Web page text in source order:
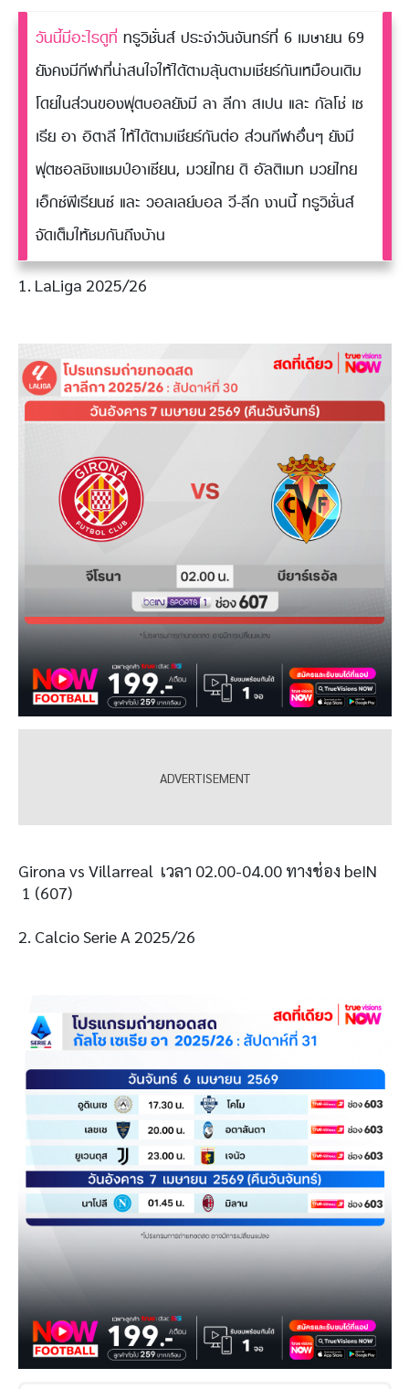
วันนี้มีอะไรดูที่ ทรูวิชั่นส์ ประจำวันจันทร์ที่ 6 เมษายน 69
ยังคงมีกีฬาที่น่าสนใจให้ได้ตามลุ้นตามเชียร์กันเหมือนเดิม
โดยในส่วนของฟุตบอลยังมี ลา ลีกา สเปน และ กัลโช่ เซ
เรีย อา อิตาลี ให้ได้ตามเชียร์กันต่อ ส่วนกีฬาอื่นๆ ยังมี
ฟุตซอลชิงแชมป์อาเซียน, มวยไทย ดิ อัลติเมท มวยไทย
เอ็กซ์พีเรียนซ์ และ วอลเลย์บอล วี-ลีก งานนี้ ทรูวิชั่นส์
จัดเต็มให้ชมกันถึงบ้าน
1. LaLiga 2025/26
Girona vs Villarreal เวลา 02.00-04.00 ทางช่อง beIN
1 (607)
2. Calcio Serie A 2025/26